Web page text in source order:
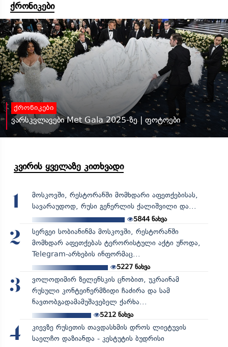
ქრონიკები
ქრონიკები
ვარსკვლავები Met Gala 2025-ზე | ფოტოები
კვირის ყველაზე კითხვადი
1
მოსკოვში, რესტორანში მომხდარი აფეთქებისას,
სავარაუდოდ, რუსი გენერლის ქალიშვილი და...
5844ნახვა
2
სერგეი სობიანინმა მოსკოვში, რესტორანში
მომხდარ აფეთქებას ტერორისტული აქტი უწოდა,
Telegram-არხების ინფორმაც...
5227ნახვა
3
ვოლოდიმირ ზელენსკის ცნობით, უკრაინამ
რუსული კონტეინერმზიდი ჩაძირა და სამ
ნავთობგადამამუშავებელ ქარხა...
5212ნახვა
4
კიევზე რუსეთის თავდასხმის დროს ლიეტუვის
საელჩო დაზიანდა - კესტუტის ბუდრისი